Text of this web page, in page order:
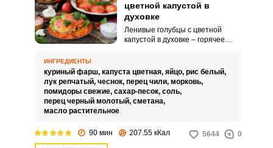
цветной капустой в
духовке
Ленивые голубцы с цветной
капустой в духовке – горячее
ИНГРЕДИЕНТЫ
куриный фарш, капуста цветная, яйцо, рис белый,
лук репчатый, чеснок, перец чили, морковь,
помидоры свежие, сахар-песок, соль,
перец черный молотый, сметана,
масло растительное
90 мин 207.55 кКал 5644 0